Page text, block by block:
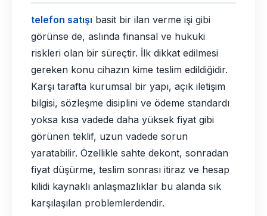
telefon satışı basit bir ilan verme işi gibi
görünse de, aslında finansal ve hukuki
riskleri olan bir süreçtir. İlk dikkat edilmesi
gereken konu cihazın kime teslim edildiğidir.
Karşı tarafta kurumsal bir yapı, açık iletişim
bilgisi, sözleşme disiplini ve ödeme standardı
yoksa kısa vadede daha yüksek fiyat gibi
görünen teklif, uzun vadede sorun
yaratabilir. Özellikle sahte dekont, sonradan
fiyat düşürme, teslim sonrası itiraz ve hesap
kilidi kaynaklı anlaşmazlıklar bu alanda sık
karşılaşılan problemlerdendir.